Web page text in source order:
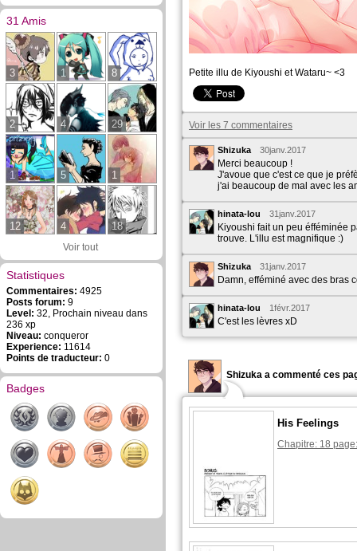
31 Amis
3 1 8
2 4 29
1 5 1
12 4 18
Voir tout
Statistiques
Commentaires: 4925
Posts forum: 9
Level: 32, Prochain niveau dans
236 xp
Niveau: conqueror
Experience: 11614
Points de traducteur: 0
Badges
Petite illu de Kiyoushi et Wataru~ <3
Voir les 7 commentaires
Shizuka 30janv.2017
Merci beaucoup !
J'avoue que c'est ce que je
j'ai beaucoup de mal avec les
hinata-lou 31janv.2017
Kiyoushi fait un peu éfféminée
trouve. L'illu est magnifique :)
Shizuka 31janv.2017
Damn, efféminé avec des bras
hinata-lou 1févr.2017
C'est les lèvres xD
Shizuka a commenté ces
His Feelings
Chapitre: 18